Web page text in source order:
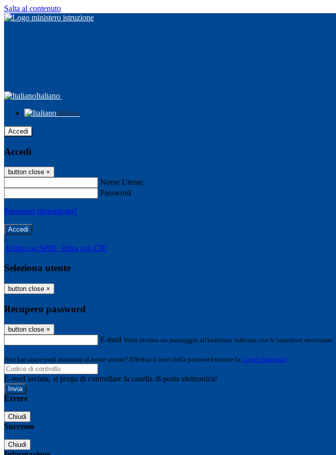
Salta al contenuto
Italiano
Italiano
Accedi
Accedi
button close ×
Nome Utente
Password
Password dimenticata?
-
Entra con SPID Entra con CIE
Seleziona utente
button close ×
Recupero password
button close ×
E-mail Verrà inviato un messaggio all'indirizzo indicato con le istruzioni necessarie.
Non hai una e-mail associata al nome utente? Effettua il reset della password tramite la Login Spaggiari
E-mail inviata, si prega di controllare la casella di posta elettronica!
Errore
Chiudi
Successo
Chiudi